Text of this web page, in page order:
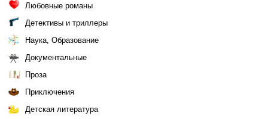
Любовные романы
Детективы и триллеры
Наука, Образование
Документальные
Проза
Приключения
Детская литература